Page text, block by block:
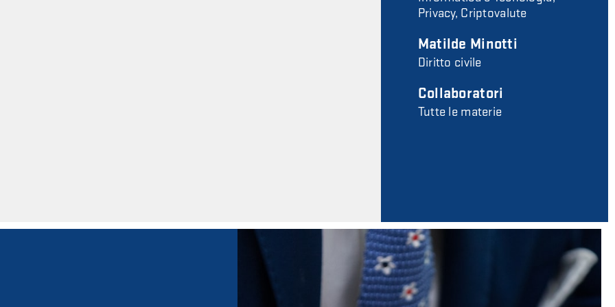
Privacy, Criptovalute
Matilde Minotti
Diritto civile
Collaboratori
Tutte le materie